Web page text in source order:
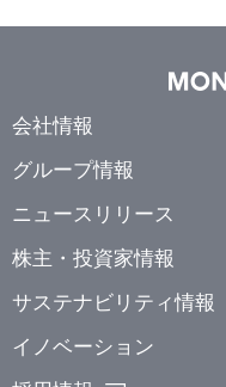
会社情報
グループ情報
ニュースリリース
株主・投資家情報
サステナビリティ情報
イノベーション